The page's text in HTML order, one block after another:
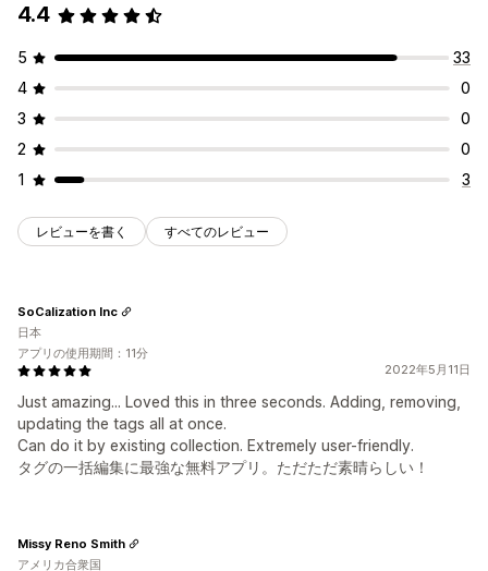
4.4
5
33
4
0
3
0
2
0
1
3
レビューを書く すべてのレビュー
2022年5月11日
Just amazing... Loved this in three seconds. Adding, removing,
updating the tags all at once.
Can do it by existing collection. Extremely user-friendly.
タグの一括編集に最強な無料アプリ。ただただ素晴らしい！
SoCalization Inc
日本
アプリの使用期間：11分
Missy Reno Smith
アメリカ合衆国